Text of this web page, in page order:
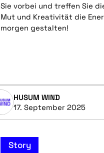
Sie vorbei und treffen Sie
Mut und Kreativität die
morgen gestalten!
HUSUM WIND
17. September 2025
Story